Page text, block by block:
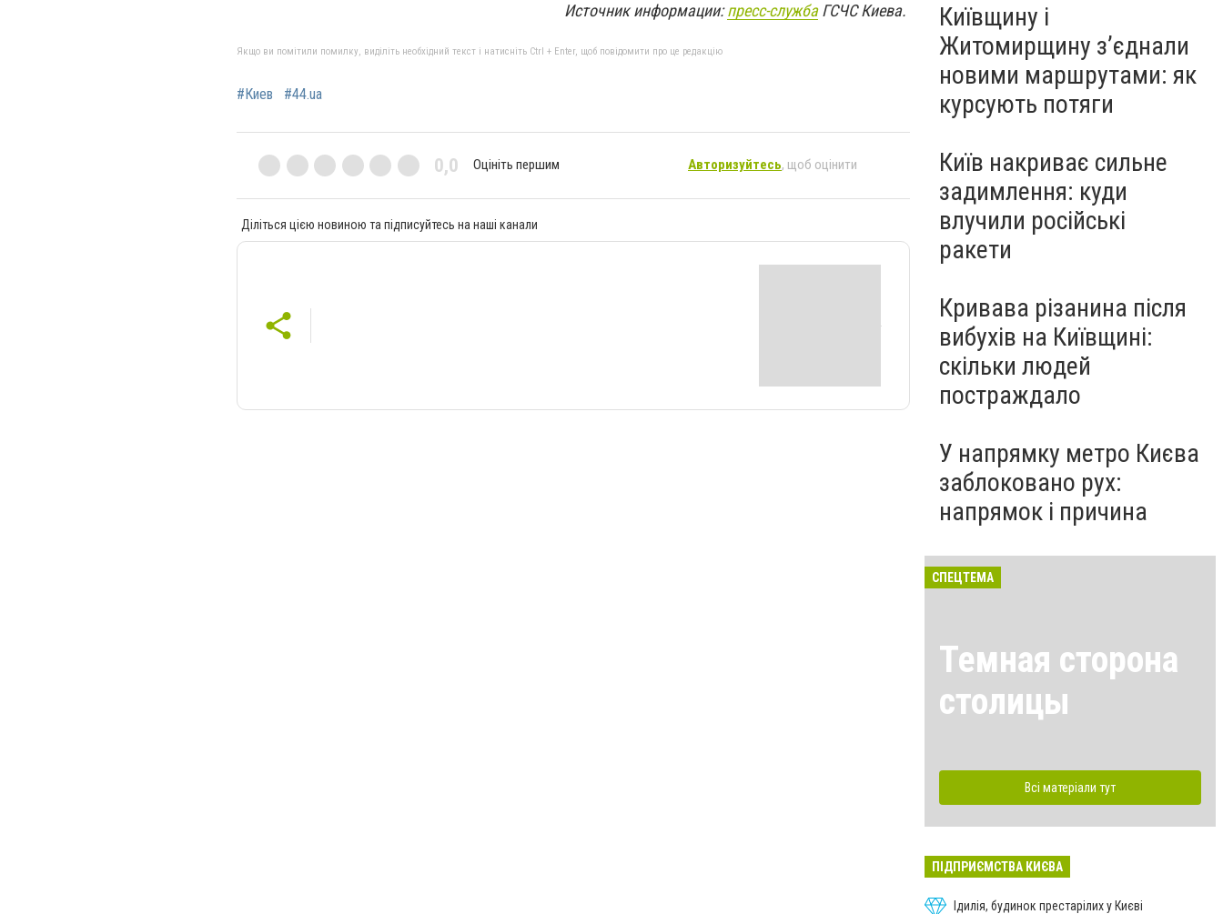
Источник информации:пресс-службаГСЧС Киева.
Якщо ви помітили помилку, виділіть необхідний текст і натисніть Ctrl + Enter, щоб повідомити про це редакцію
#Киев #44.ua
0,0 Оцініть першим Авторизуйтесь, щоб оцінити
Діліться цією новиною та підписуйтесь на наші канали
Київщину і
Житомирщину з’єднали
новими маршрутами: як
курсують потяги
Київ накриває сильне
задимлення: куди
влучили російські
ракети
Кривава різанина після
вибухів на Київщині:
скільки людей
постраждало
У напрямку метро Києва
заблоковано рух:
напрямок і причина
СПЕЦТЕМА
Темная сторона
столицы
Всі матеріали тут
ПІДПРИЄМСТВА КИЄВА
Ідилія, будинок престарілих у Києві